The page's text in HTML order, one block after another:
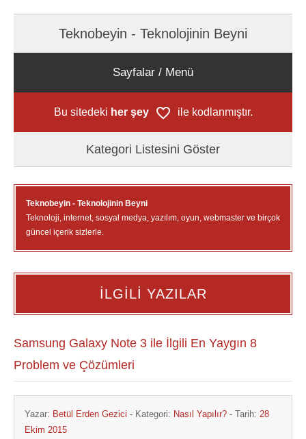
Teknobeyin - Teknolojinin Beyni
Sayfalar / Menü
Bu sitedeki her şey ile kodlanmıştır.
Kategori Listesini Göster
Teknobeyin - Teknolojinin Beyni
Teknoloji, internet, sosyal medya, yazılım, oyun, webmaster ve birçok
güncel içerik sizlerle.
İLGİLİ YAZILAR
Samsung Galaxy Note 3 ile İlgili En Yaygın 8
Problem ve Çözümleri
Yazar: Betül Erden Gezici - Kategori: Nasıl Yapılır? - Tarih: 28
Ekim 2015